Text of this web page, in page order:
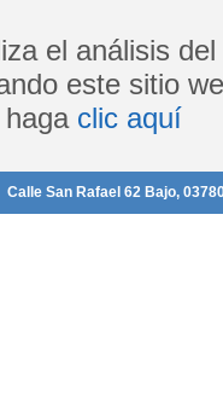
el análisis
este sitio
clic aquí
Calle San Rafael 62 Bajo,